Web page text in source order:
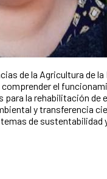
de la Agricultura de
el
para la rehabilitación
y transferencia
de sustentabilidad